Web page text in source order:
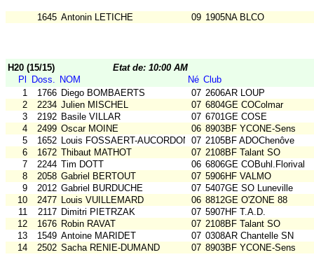
1645 Antonin LETICHE 09 1905NA BLCO
H20 (15/15)
Etat de: 10:00 AM
Pl
Doss. NOM Né Club
1
1766 Diego BOMBAERTS 07 2606AR LOUP
2
2234 Julien MISCHEL 07 6804GE COColmar
3
2192 Basile VILLAR 07 6701GE COSE
4
2499 Oscar MOINE 06 8903BF YCONE-Sens
5
1652 Louis FOSSAERT-AUCORDONNIER
07 2105BF ADOChenôve
6
1672 Thibaut MATHOT 07 2108BF Talant SO
7
2244 Tim DOTT 06 6806GE COBuhl.Florival
8
2058 Gabriel BERTOUT 07 5906HF VALMO
9
2012 Gabriel BURDUCHE 07 5407GE SO Luneville
10
2477 Louis VUILLEMARD 06 8812GE O'ZONE 88
11
2117 Dimitri PIETRZAK 07 5907HF T.A.D.
12
1676 Robin RAVAT 07 2108BF Talant SO
13
1549 Antoine MARIDET 07 0308AR Chantelle SN
14
2502 Sacha RENIE-DUMAND 07 8903BF YCONE-Sens